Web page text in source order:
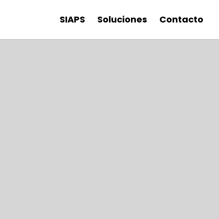
SIAPS Soluciones Contacto